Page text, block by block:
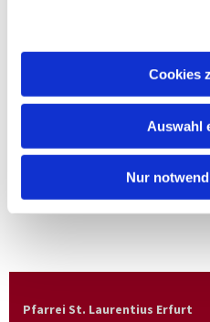
Cookies
Auswahl
Nur
Pfarrei St. Laurentius Erfurt